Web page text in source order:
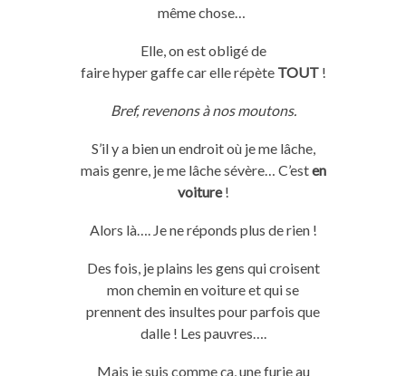
même chose…
Elle, on est obligé de
fairehypergaffecar elle répète TOUT!
Bref, revenons à nos moutons.
S’il y a bien un endroit où jeme lâche,
mais genre, jeme lâchesévère… C’esten
voiture!
Alors là…. Je ne réponds plus de rien !
Des fois, je plains les gens qui croisent
mon chemin en voiture et qui se
prennent des insultes pour parfois que
dalle ! Les pauvres….
Mais jesuis comme ça, une furie au